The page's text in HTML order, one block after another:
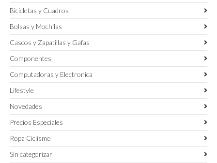
Bicicletas y Cuadros
Bolsas y Mochilas
Cascos y Zapatillas y Gafas
Componentes
Computadoras y Electronica
Lifestyle
Novedades
Precios Especiales
Ropa Ciclismo
Sin categorizar